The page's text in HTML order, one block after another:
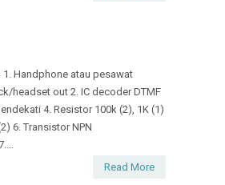
Handphone atau pesawat
headset out 2. IC decoder DTMF
4. Resistor 100k (2), 1K (1)
6. Transistor NPN
Read More